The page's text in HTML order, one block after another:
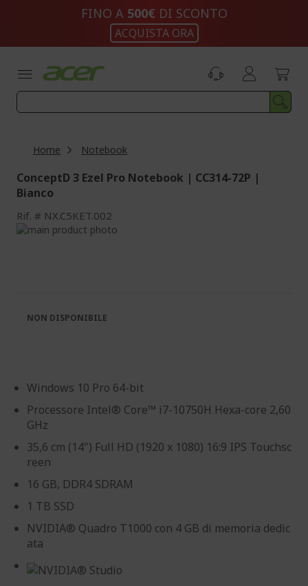
FINO A 500€ DI SCONTO
ACQUISTA ORA
Home Notebook
ConceptD 3 Ezel Pro Notebook | CC314-72P |
Bianco
Rif. NX.C5KET.002
Vai
immagini
immagini
Windows 10 Pro 64-bit
Processore Intel® Core™ i7-10750H Hexa-core 2,60
GHz
35,6 cm (14") Full HD (1920 x 1080) 16:9 IPS Touchsc
reen
16 GB, DDR4 SDRAM
1 TB SSD
NVIDIA® Quadro T1000 con 4 GB di memoria dedic
ata
NON DISPONIBILE